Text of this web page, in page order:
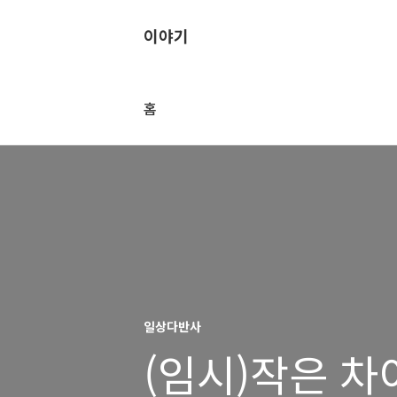
이야기
홈
일상다반사
(임시)작은 차